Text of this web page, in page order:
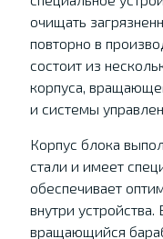
очищать
повторно в
состоит из
корпуса,
и системы
Корпус блока
стали и имеет
обеспечивает
внутри устройства.
вращающийся